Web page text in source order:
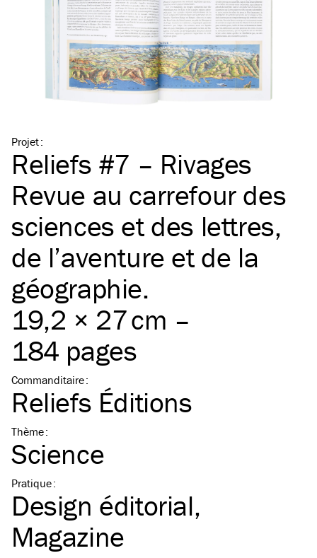
Projet:
Reliefs #7 – Rivages
Revue au carrefour des
sciences et des lettres,
de l’aventure et de la
géographie.
19,2 × 27 cm –
184 pages
Commanditaire:
Reliefs Éditions
Thème:
Science
Pratique:
Design éditorial
Magazine